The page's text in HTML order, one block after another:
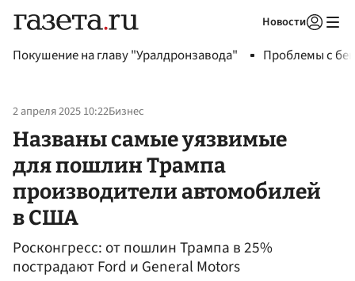
Новости
Покушение на главу "Уралдронзавода" Проблемы с
2 апреля 2025 10:22Бизнес
Названы самые уязвимые
для пошлин Трампа
производители автомобилей
в США
Росконгресс: от пошлин Трампа в 25%
пострадают Ford и General Motors